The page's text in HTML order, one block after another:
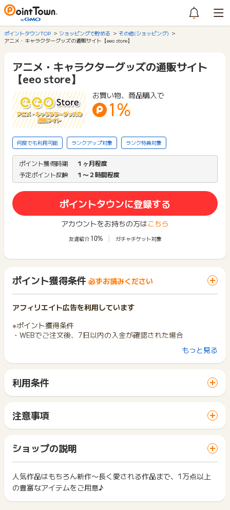
ポイントタウンTOP ショッピングで貯める
その他(ショッピング)
アニメ・キャラクターグッズの通販サイト【eeo store】
アニメ・キャラクターグッズの通販サイト
【eeo store】
お買い物、商品購入で
1%
何度でも利用可能 ランクアップ対象 ランク特典対象
ポイント獲得時期
１ヶ月程度
予定ポイント反映
１〜２時間程度
ポイントタウンに登録する
アカウントをお持ちの方はこちら
友達紹介 10% ガチャチケット対象
ポイント獲得条件 必ずお読みください
アフィリエイト広告を利用しています
※ポイント獲得条件
・WEBでご注文後、7日以内の入金が確認された場合
・キャンセル、入力不備、虚偽、悪戯が確認された場合
※お申込み日から半年以上経過している場合、ポイントに関する
い。
※ポイントに関するお問い合わせは、ポイントタウンのサポート
までお問い合わせください。ポイントについて、広告主に直接
お問い合わせをした場合、ポイント獲得対象外となる場合がご
ざいます。
もっと見る
利用条件
サイトに移動してからお申し込みやお買い物が完了するまでの
間に、同じブラウザ（※）で他のサイトに移動した場合はポイン
ト獲得ができません。
「 ショッピングでポイントGET 」ボタンを押した時とサービ
ス・お買い物利用時で、デバイス・ブラウザが異なる場合はポ
イント獲得ができません。
2回以上同じお買い物・サービスをご利用される場合は、毎回
ポイントタウンに戻り、「 ショッピングでポイントGET 」ボ
注意事項
一部のサービスにつきましては、1商品につき10円単位の金額
は切り捨てとなります。
ポイント獲得が1ポイント未満のものは切り捨てとなり、ポイ
ント履歴には記載されません。
原則として広告主側のポイント等を利用して支払われた金額分
につきましては、ポイントタウンのポイント獲得の対象には含
まれません。
ショップの説明
人気作品はもちろん新作〜長く愛される作品まで、1万点以上
の豊富なアイテムをご用意♪